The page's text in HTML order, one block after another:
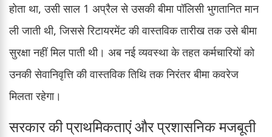
होता था, उसी साल 1 अप्रैल से उसकी बीमा पॉलिसी भुगतानित मान
ली जाती थी, जिससे रिटायरमेंट की वास्तविक तारीख तक उसे बीमा
सुरक्षा नहीं मिल पाती थी। अब नई व्यवस्था के तहत कर्मचारियों को
उनकी सेवानिवृत्ति की वास्तविक तिथि तक निरंतर बीमा कवरेज
मिलता रहेगा।
सरकार की प्राथमिकताएं और प्रशासनिक मजबूती